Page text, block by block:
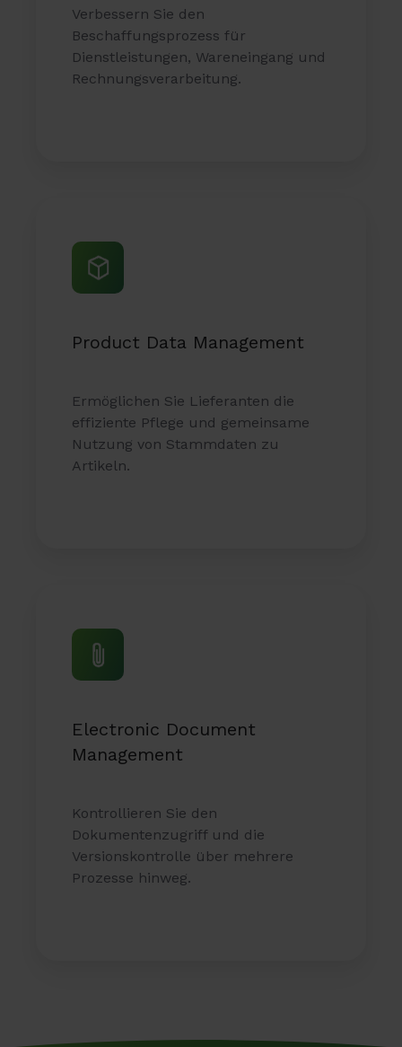
Verbessern Sie den
Beschaffungsprozess für
Dienstleistungen, Wareneingang und
Rechnungsverarbeitung.
Product Data Management
Ermöglichen Sie Lieferanten die
effiziente Pflege und gemeinsame
Nutzung von Stammdaten zu
Artikeln.
Management
Electronic Document
Management
Kontrollieren Sie den
Dokumentenzugriff und die
Versionskontrolle über mehrere
Prozesse hinweg.
Management